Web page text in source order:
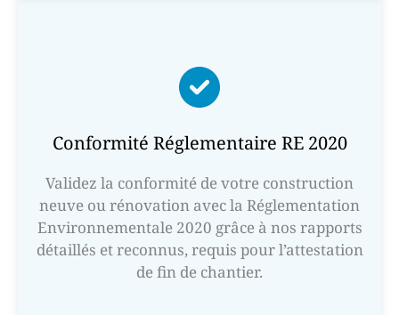
Conformité Réglementaire RE 2020
Validez la conformité de votre construction
neuve ou rénovation avec la Réglementation
Environnementale 2020 grâce à nos rapports
détaillés et reconnus, requis pour l’attestation
de fin de chantier.